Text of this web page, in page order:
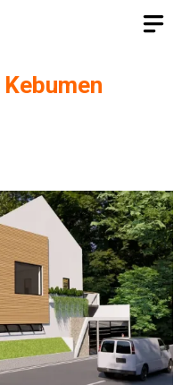
Kebumen